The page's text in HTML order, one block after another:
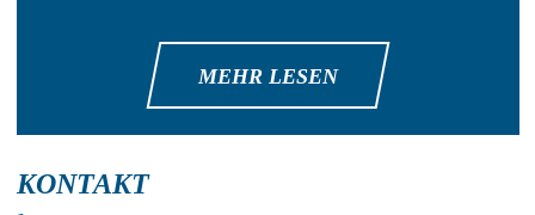
KONTAKT
MEHR LESEN